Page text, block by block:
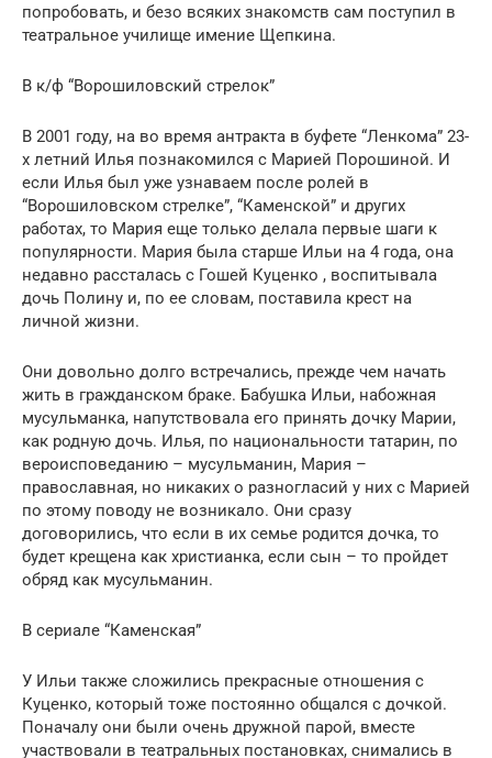
попробовать, и безо всяких знакомств сам поступил в
театральное училище имение Щепкина.
В к/ф “Ворошиловский стрелок”
В 2001 году, на во время антракта в буфете “Ленкома” 23-
х летний Илья познакомился с Марией Порошиной. И
если Илья был уже узнаваем после ролей в
“Ворошиловском стрелке”, “Каменской” и других
работах, то Мария еще только делала первые шаги к
популярности. Мария была старше Ильи на 4 года, она
недавно рассталась с Гошей Куценко , воспитывала
дочь Полину и, по ее словам, поставила крест на
личной жизни.
Они довольно долго встречались, прежде чем начать
жить в гражданском браке. Бабушка Ильи, набожная
мусульманка, напутствовала его принять дочку Марии,
как родную дочь. Илья, по национальности татарин, по
вероисповеданию – мусульманин, Мария –
православная, но никаких о разногласий у них с Марией
по этому поводу не возникало. Они сразу
договорились, что если в их семье родится дочка, то
будет крещена как христианка, если сын – то пройдет
обряд как мусульманин.
В сериале “Каменская”
У Ильи также сложились прекрасные отношения с
Куценко, который тоже постоянно общался с дочкой.
Поначалу они были очень дружной парой, вместе
участвовали в театральных постановках, снимались в